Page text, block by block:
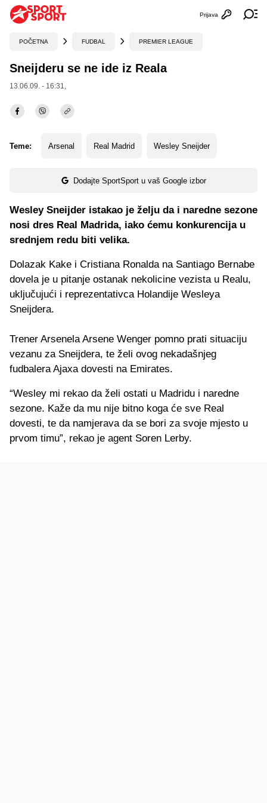
Otvori
Prijava
POČETNA FUDBAL PREMIER LEAGUE
Sneijderu se ne ide iz Reala
13.06.09. - 16:31,
Teme: Arsenal Real Madrid Wesley Sneijder
Dodajte SportSport u vaš Google izbor
Wesley Sneijder istakao je želju da i naredne sezone
nosi dres Real Madrida, iako ćemu konkurencija u
srednjem redu biti velika.
Dolazak Kake i Cristiana Ronalda na Santiago Bernabe
dovela je u pitanje ostanak nekolicine vezista u Realu,
uključujući i reprezentativca Holandije Wesleya
Sneijdera.
Trener Arsenela Arsene Wenger pomno prati situaciju
vezanu za Sneijdera, te želi ovog nekadašnjeg
fudbalera Ajaxa dovesti na Emirates.
“Wesley mi rekao da želi ostati u Madridu i naredne
sezone. Kaže da mu nije bitno koga će sve Real
dovesti, te da namjerava da se bori za svoje mjesto u
prvom timu”, rekao je agent Soren Lerby.